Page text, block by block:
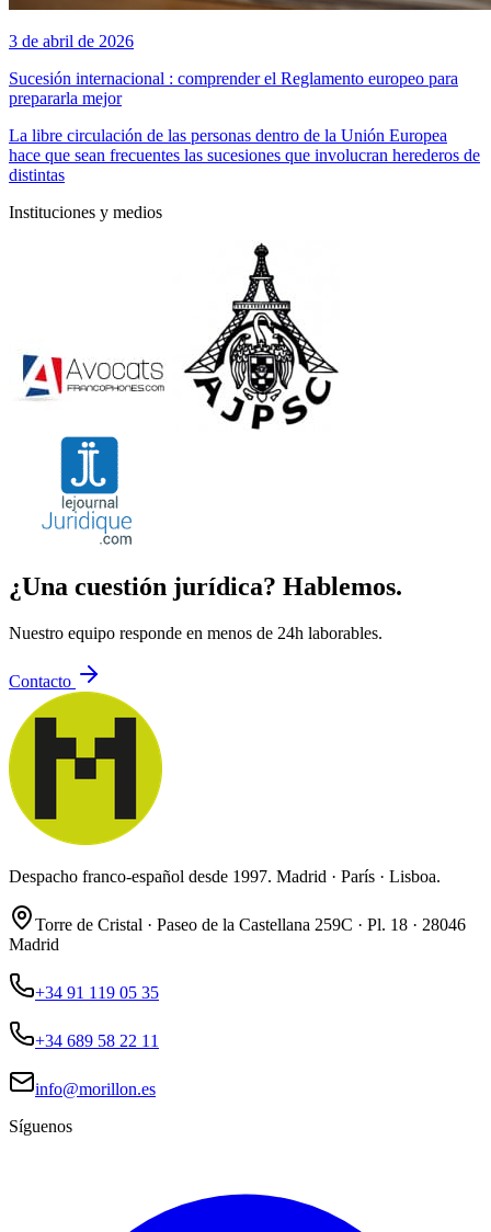
3 de abril de 2026
Sucesión internacional : comprender el Reglamento europeo para
prepararla mejor
La libre circulación de las personas dentro de la Unión Europea
hace que sean frecuentes las sucesiones que involucran herederos de
distintas
Instituciones y medios
¿Una cuestión jurídica? Hablemos.
Nuestro equipo responde en menos de 24h laborables.
Contacto
Despacho franco-español desde 1997. Madrid · París · Lisboa.
Torre de Cristal · Paseo de la Castellana 259C · Pl. 18 · 28046
Madrid
+34 91 119 05 35
+34 689 58 22 11
info@morillon.es
Síguenos